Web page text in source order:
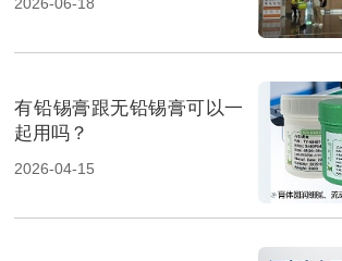
2026-06-18
有铅锡膏跟无铅锡膏可以一
起用吗？
2026-04-15